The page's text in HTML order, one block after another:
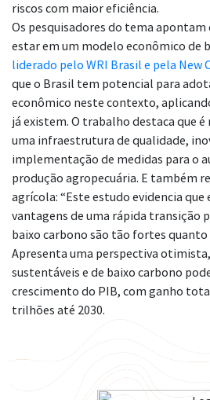
riscos com maior eficiência.
Os pesquisadores do tema apontam
estar em um modelo econômico de
liderado pelo WRI Brasil e pela New
que o Brasil tem potencial para
econômico neste contexto,
já existem. O trabalho destaca que
uma infraestrutura de qualidade,
implementação de medidas para o
produção agropecuária. E também
agrícola: “Este estudo evidencia que
vantagens de uma rápida transição
baixo carbono são tão fortes quanto
Apresenta uma perspectiva
sustentáveis e de baixo carbono
crescimento do PIB, com ganho
trilhões até 2030.